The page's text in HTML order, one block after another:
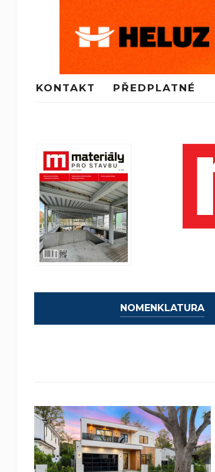
KONTAKT PŘEDPLATNÉ
NOMENKLATURA